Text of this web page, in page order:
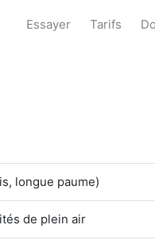
Essayer Tarifs
longue paume)
de plein air